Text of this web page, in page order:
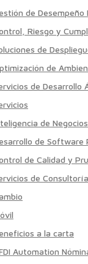
de Desempeño
Riesgo y
de
de
de Desarrollo
de Negocios
de Software
de Calidad y
de
a la carta
Automation